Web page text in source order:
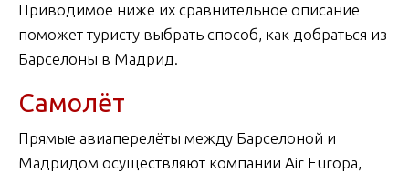
Приводимое ниже их сравнительное описание
поможет туристу выбрать способ, как добраться из
Барселоны в Мадрид.
Самолёт
Прямые авиаперелёты между Барселоной и
Мадридом осуществляют компании Air Europa,